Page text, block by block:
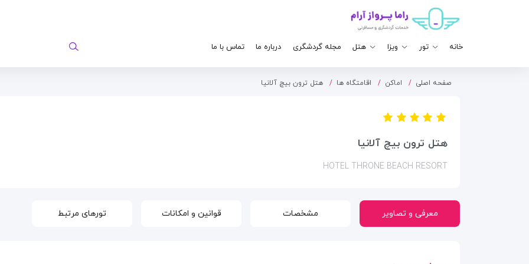
خانه تور ویزا هتل مجله گردشگری درباره ما تماس با ما
صفحه اصلی اماکن اقامتگاه ها هتل ترون بیچ آلانیا
هتل ترون بیچ آلانیا
HOTEL THRONE BEACH RESORT
معرفی و تصاویر مشخصات قوانین و امکانات تورهای مرتبط